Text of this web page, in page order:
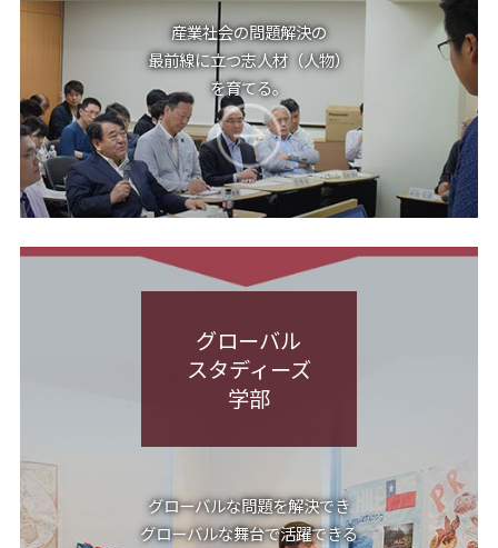
産業社会の問題解決の
最前線に立つ志人材（人物）
を育てる。
グローバル
スタディーズ
学部
グローバルな問題を解決でき
グローバルな舞台で活躍できる